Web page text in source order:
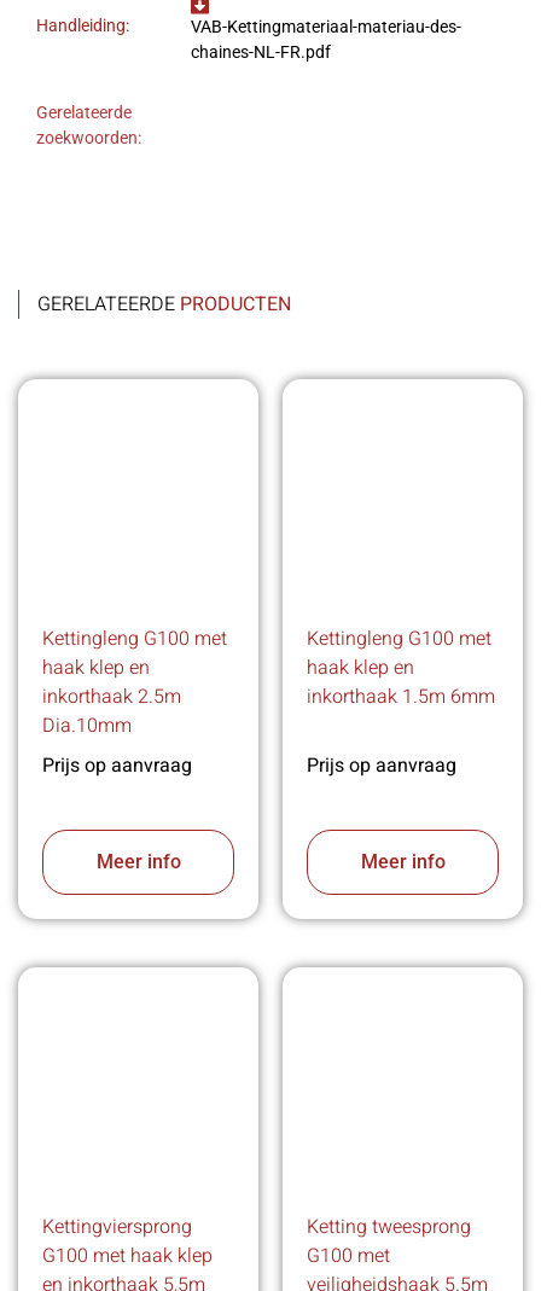
Handleiding:
VAB-Kettingmateriaal-materiau-des-
chaines-NL-FR.pdf
Gerelateerde
zoekwoorden:
GERELATEERDE PRODUCTEN
Kettingleng G100 met
haak klep en
inkorthaak 2.5m
Dia.10mm
Prijs op aanvraag
Meer info
Kettingleng G100 met
haak klep en
inkorthaak 1.5m 6mm
Prijs op aanvraag
Meer info
Kettingviersprong
G100 met haak klep
Ketting tweesprong
G100 met